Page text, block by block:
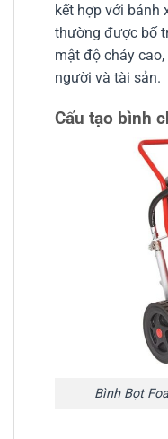
kết hợp với bánh
thường được bố
mật độ cháy
người và tài sản.
Cấu tạo bình
Bình Bọt